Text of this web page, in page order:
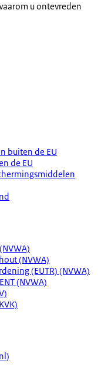
u ontevreden
buiten de EU
de EU
(NVWA)
(EUTR) (NVWA)
(NVWA)